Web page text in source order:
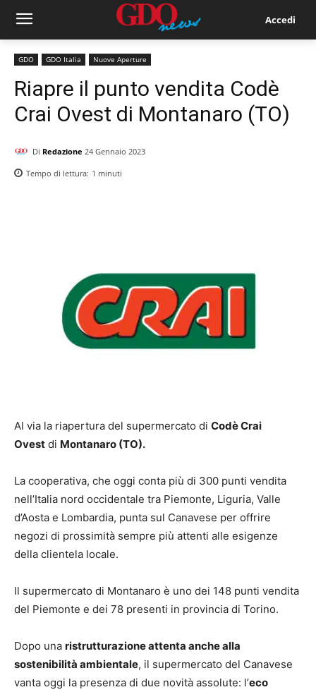
Accedi
GDO GDO Italia Nuove Aperture
Riapre il punto vendita Codè
Crai Ovest di Montanaro (TO)
Di Redazione 24 Gennaio 2023
Tempo di lettura: 1 minuti
Al via la riapertura del supermercato di Codè Crai
Ovest di Montanaro (TO).
La cooperativa, che oggi conta più di 300 punti vendita
nell’Italia nord occidentale tra Piemonte, Liguria, Valle
d’Aosta e Lombardia, punta sul Canavese per offrire
negozi di prossimità sempre più attenti alle esigenze
della clientela locale.
Il supermercato di Montanaro è uno dei 148 punti vendita
del Piemonte e dei 78 presenti in provincia di Torino.
Dopo una ristrutturazione attenta anche alla
sostenibilità ambientale, il supermercato del Canavese
vanta oggi la presenza di due novità assolute: l’eco